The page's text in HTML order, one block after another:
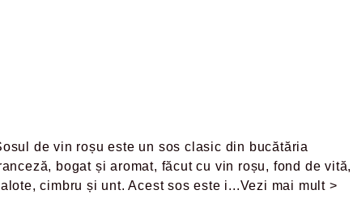
de vin roșu este un sos clasic din bucătăria
bogat și aromat, făcut cu vin roșu, fond de vită,
cimbru și unt. Acest sos este i...Vezi mai mult >